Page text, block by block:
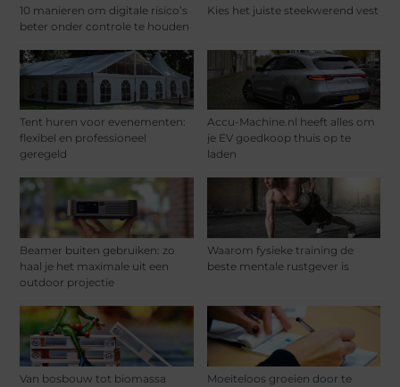
10 manieren om digitale risico’s
beter onder controle te houden
Kies het juiste steekwerend vest
Tent huren voor evenementen:
flexibel en professioneel
geregeld
Accu-Machine.nl heeft alles om
je EV goedkoop thuis op te
laden
Beamer buiten gebruiken: zo
haal je het maximale uit een
outdoor projectie
Waarom fysieke training de
beste mentale rustgever is
Van bosbouw tot biomassa
Moeiteloos groeien door te